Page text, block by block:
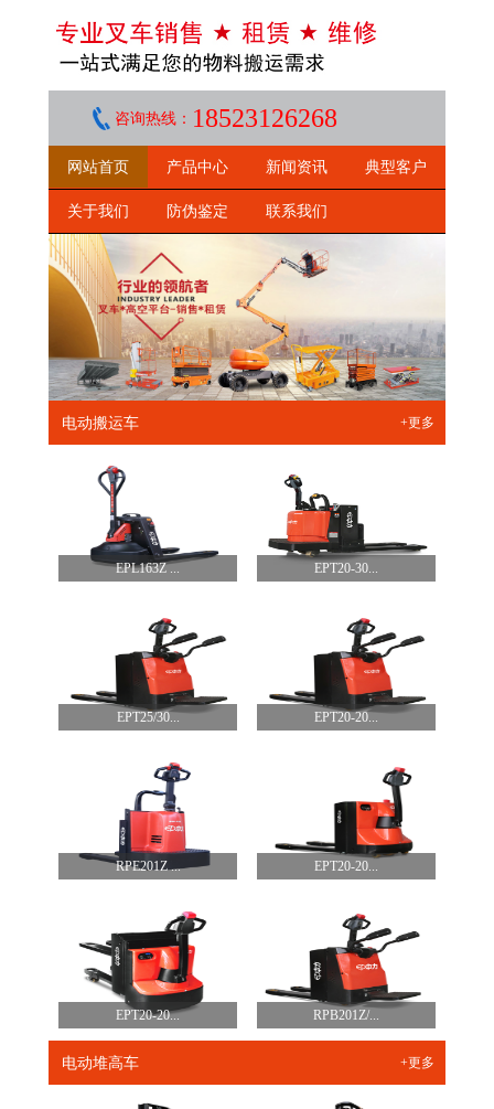
咨询热线： 18523126268
网站首页 产品中心 新闻资讯 典型客户
关于我们 防伪鉴定 联系我们
电动搬运车 +更多
EPL163Z ... EPT20-30...
EPT25/30... EPT20-20...
RPE201Z ... EPT20-20...
EPT20-20... RPB201Z/...
电动堆高车 +更多